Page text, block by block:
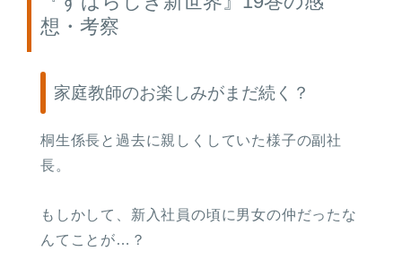
想・考察
家庭教師のお楽しみがまだ続く？
桐生係長と過去に親しくしていた様子の副社
長。
もしかして、新入社員の頃に男女の仲だったな
んてことが…？